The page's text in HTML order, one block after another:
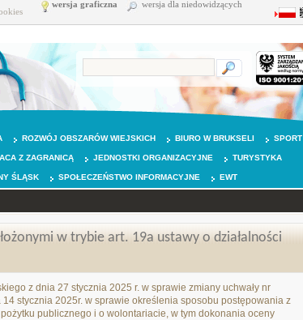
wersja graficzna wersja dla niedowidzących
ROZWÓJ OBSZARÓW WIEJSKICH BIURO W BRUKSELI SPORT
Z ZAGRANICĄ JEDNOSTKI ORGANIZACYJNE TURYSTYKA
ŚLĄSK SPOŁECZEŃSTWO INFORMACYJNE EWT
w trybie art. 19a ustawy o działalności
z dnia 27 stycznia 2025 r. w sprawie zmiany uchwały nr
stycznia 2025r. w sprawie określenia sposobu postępowania z
publicznego i o wolontariacie, w tym dokonania oceny